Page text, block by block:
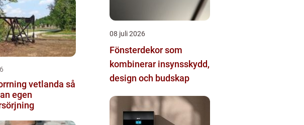
vetlanda så
egen
08 juli 2026
Fönsterdekor som
kombinerar insynsskydd,
design och budskap